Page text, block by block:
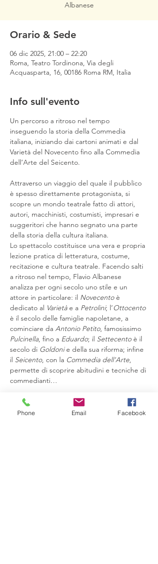
Albanese
Orario & Sede
06 dic 2025, 21:00 – 22:20
Roma, Teatro Tordinona, Via degli
Acquasparta, 16, 00186 Roma RM, Italia
Info sull'evento
Un percorso a ritroso nel tempo
inseguendo la storia della Commedia
italiana, iniziando dai cartoni animati e dal
Varietà del Novecento fino alla Commedia
dell’Arte del Seicento.
Attraverso un viaggio del quale il pubblico
è spesso direttamente protagonista, si
scopre un mondo teatrale fatto di attori,
autori, macchinisti, costumisti, impresari e
suggeritori che hanno segnato una parte
della storia della cultura italiana.
Lo spettacolo costituisce una vera e propria
lezione pratica di letteratura, costume,
recitazione e cultura teatrale. Facendo salti
a ritroso nel tempo, Flavio Albanese
analizza per ogni secolo uno stile e un
attore in particolare: il Novecento è
dedicato al Varietà e a Petrolini; l’Ottocento
è il secolo delle famiglie napoletane, a
cominciare da Antonio Petito, famosissimo
Pulcinella, fino a Eduardo; il Settecento è il
secolo di Goldoni e della sua riforma; infine
il Seicento, con la Commedia dell’Arte,
permette di scoprire abitudini e tecniche di
commedianti…
Mostra di più
Phone Email Facebook